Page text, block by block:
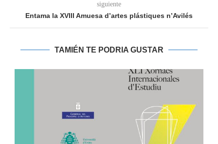
siguiente
Entama la XVIII Amuesa d’artes plástiques n’Avilés
TAMIÉN TE PODRIA GUSTAR